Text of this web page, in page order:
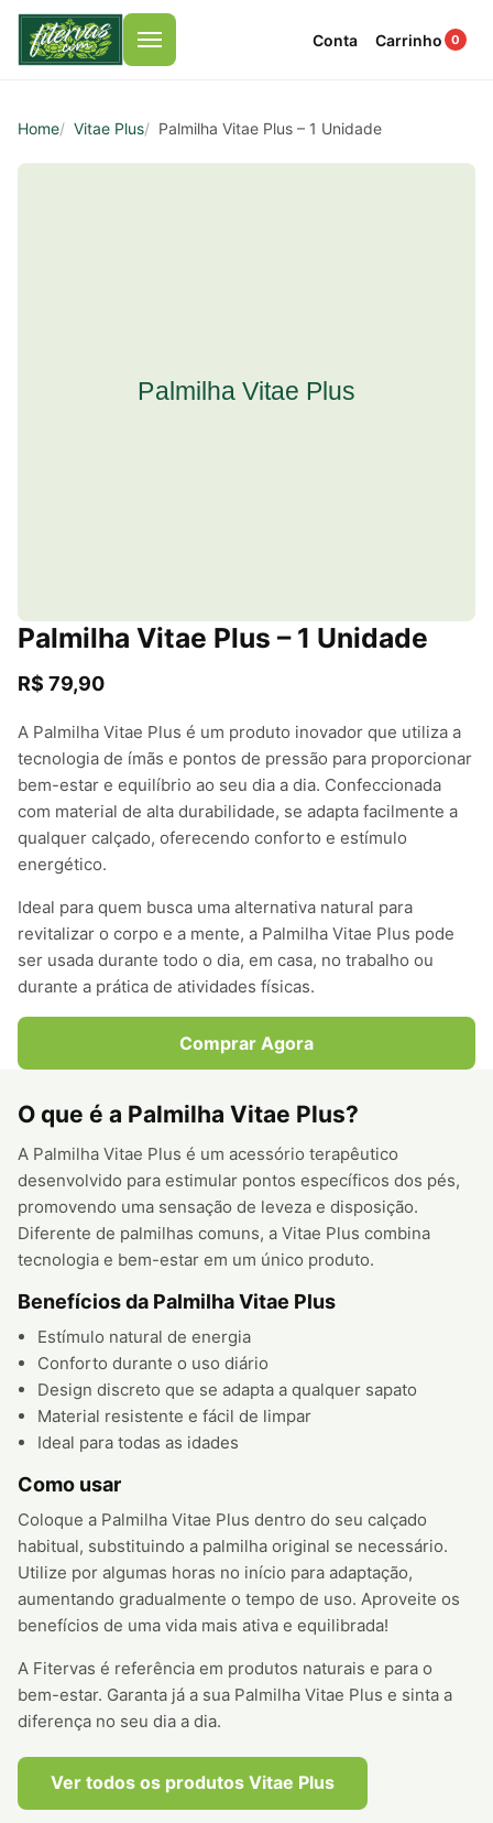
Menu Conta Carrinho 0
Home Vitae Plus Palmilha Vitae Plus – 1 Unidade
Palmilha Vitae Plus – 1 Unidade
R$ 79,90
A Palmilha Vitae Plus é um produto inovador que utiliza a
tecnologia de ímãs e pontos de pressão para proporcionar
bem-estar e equilíbrio ao seu dia a dia. Confeccionada
com material de alta durabilidade, se adapta facilmente a
qualquer calçado, oferecendo conforto e estímulo
energético.
Ideal para quem busca uma alternativa natural para
revitalizar o corpo e a mente, a Palmilha Vitae Plus pode
ser usada durante todo o dia, em casa, no trabalho ou
durante a prática de atividades físicas.
Comprar Agora
O que é a Palmilha Vitae Plus?
A Palmilha Vitae Plus é um acessório terapêutico
desenvolvido para estimular pontos específicos dos pés,
promovendo uma sensação de leveza e disposição.
Diferente de palmilhas comuns, a Vitae Plus combina
tecnologia e bem-estar em um único produto.
Benefícios da Palmilha Vitae Plus
Estímulo natural de energia
Conforto durante o uso diário
Design discreto que se adapta a qualquer sapato
Material resistente e fácil de limpar
Ideal para todas as idades
Como usar
Coloque a Palmilha Vitae Plus dentro do seu calçado
habitual, substituindo a palmilha original se necessário.
Utilize por algumas horas no início para adaptação,
aumentando gradualmente o tempo de uso. Aproveite os
benefícios de uma vida mais ativa e equilibrada!
A Fitervas é referência em produtos naturais e para o
bem-estar. Garanta já a sua Palmilha Vitae Plus e sinta a
diferença no seu dia a dia.
Ver todos os produtos Vitae Plus